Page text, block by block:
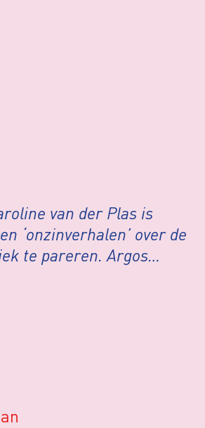
armoede en ellende waarin
van der Plas is
‘onzinverhalen’ over de
te pareren. Argos